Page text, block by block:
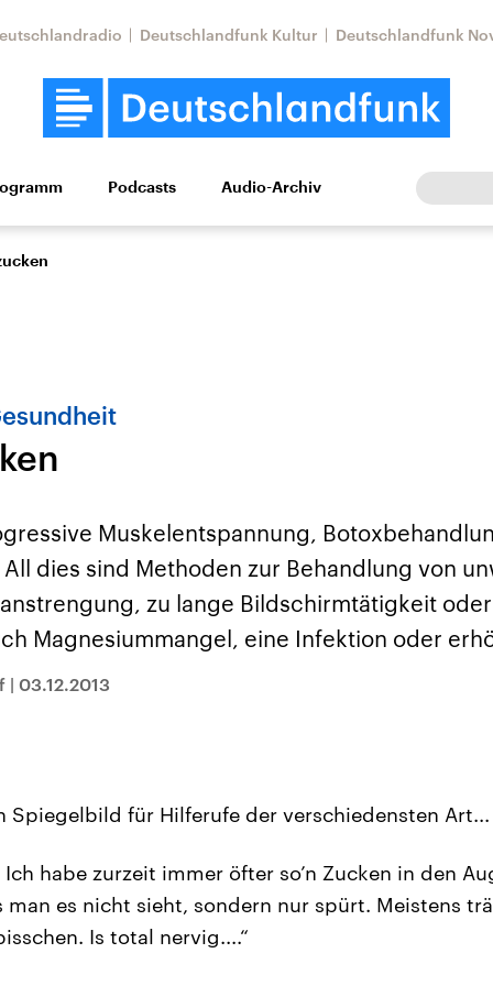
Deutschlandfunk Kultur Deutschlandfunk
Wissen Kultur Europa
und
gehören die
Staaten zu
der Erde, mit
Einfluss auf das
Weltgeschehen.
palästinensischen
Terrororganisation
Hamas im Oktober 2023
Region wieder die
Gewalt entfacht. Israel
möchte die Hamas
zerstören. Diese wird wie
Islamischen
1979 auch
Republik Iran – ist
von einem
Religionsführer
regierter Staat im
Osten. Eine
Podcasts Audio-Archiv
Muskelentspannung,
dies sind Methoden zur Behandlung von
zu lange Bildschirmtätigkeit
Magnesiummangel, eine Infektion oder
| 03.12.2013
Spiegelbild für Hilferufe der verschiedensten Art...
Ich habe zurzeit immer öfter so’n Zucken in den
man es nicht sieht, sondern nur spürt. Meistens
Is total nervig....“